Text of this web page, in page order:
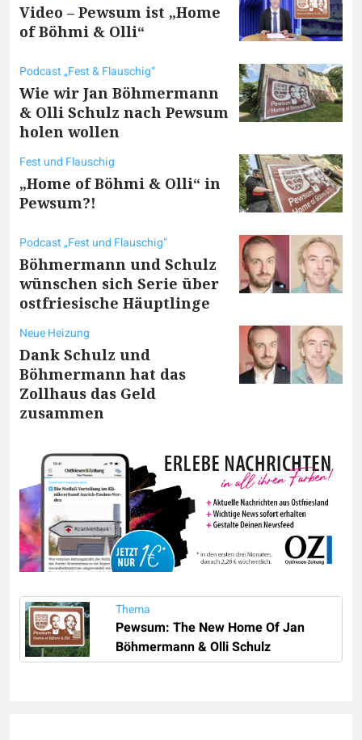
Video – Pewsum ist „Home
of Böhmi & Olli“
Podcast „Fest & Flauschig“
Wie wir Jan Böhmermann
& Olli Schulz nach Pewsum
holen wollen
Fest und Flauschig
„Home of Böhmi & Olli“ in
Pewsum?!
Podcast „Fest und Flauschig“
Böhmermann und Schulz
wünschen sich Serie über
ostfriesische Häuptlinge
Neue Heizung
Dank Schulz und
Böhmermann hat das
Zollhaus das Geld
zusammen
Thema
Pewsum: The New Home Of Jan
Böhmermann & Olli Schulz